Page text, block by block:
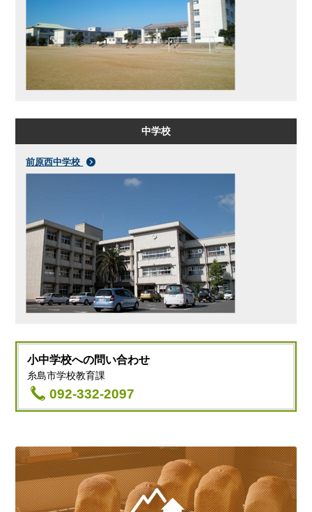
中学校
前原西中学校
小中学校への問い合わせ
糸島市学校教育課
092-332-2097